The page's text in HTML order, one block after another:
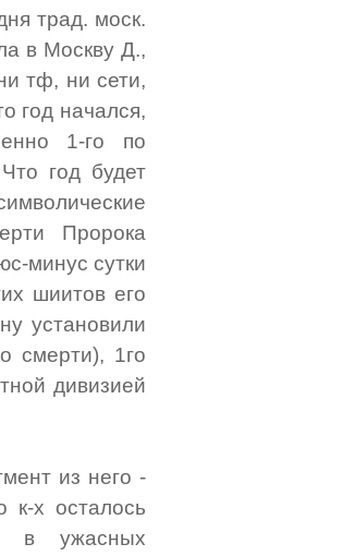
трад. моск.
в Москву Д.,
тф, ни сети,
год начался,
1-го по
год будет
Пророка
минус сутки
шиитов его
установили
смерти), 1го
дивизией
из него -
к-х осталось
в ужасных